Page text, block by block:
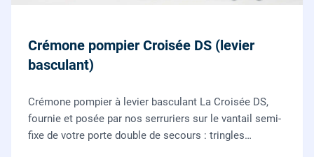
Crémone pompier Croisée DS (levier
basculant)
Crémone pompier à levier basculant La Croisée DS,
fournie et posée par nos serruriers sur le vantail semi-
fixe de votre porte double de secours : tringles